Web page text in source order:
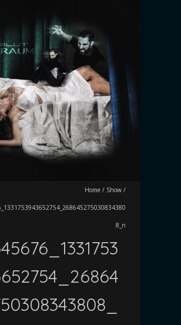
Home / Show /
8_n